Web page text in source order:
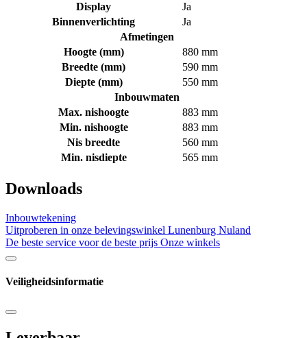
Display
Ja
Binnenverlichting
Ja
Afmetingen
Hoogte (mm)
880 mm
Breedte (mm)
590 mm
Diepte (mm)
550 mm
Inbouwmaten
Max. nishoogte
883 mm
Min. nishoogte
883 mm
Nis breedte
560 mm
Min. nisdiepte
565 mm
Downloads
Inbouwtekening
Uitproberen in onze belevingswinkel Lunenburg Nuland
De beste service voor de beste prijs Onze winkels
Veiligheidsinformatie